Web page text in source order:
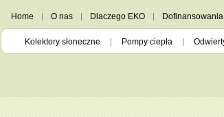
Home O nas Dlaczego EKO Dofinansowania
Kolektory słoneczne Pompy ciepła